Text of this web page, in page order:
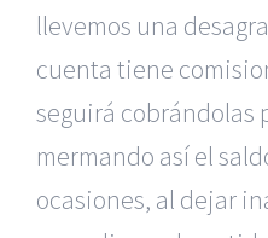
llevemos una
cuenta tiene
seguirá cobrándolas
mermando así el
ocasiones, al dejar